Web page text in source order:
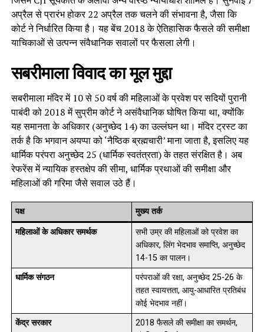
अप्रैल से प्रारंभ होकर 22 अप्रैल तक चलने की संभावना है, जैसा कि
कोर्ट ने निर्धारित किया है। यह बेंच 2018 के ऐतिहासिक फैसले की समीक्षा
याचिकाओं से उत्पन्न संवैधानिक सवालों पर फैसला लेगी।
सबरीमाला विवाद का मूल मुद्दा
सबरीमाला मंदिर में 10 से 50 वर्ष की महिलाओं के प्रवेश पर सदियों पुरानी
पाबंदी को 2018 में सुप्रीम कोर्ट ने असंवैधानिक घोषित किया था, क्योंकि
यह समानता के अधिकार (अनुच्छेद 14) का उल्लंघन था। मंदिर ट्रस्ट का
तर्क है कि भगवान अयप्पा को ‘नैष्ठिक ब्रह्मचारी’ माना जाता है, इसलिए यह
धार्मिक परंपरा अनुच्छेद 25 (धार्मिक स्वतंत्रता) के तहत संरक्षित है। अब
रेफरेंस में न्यायिक हस्तक्षेप की सीमा, धार्मिक प्रथाओं की समीक्षा और
महिलाओं की गरिमा जैसे सवाल उठे हैं।
पक्ष मुख्य तर्क
महिलाओं के अधिकार समर्थक
सभी उम्र की महिलाओं को प्रवेश का
अधिकार, लिंग भेदभाव समाप्ति, अनुच्छेद
14-15 का पालन।
धार्मिक संगठन
परंपराओं की रक्षा, अनुच्छेद 25-26 के
तहत स्वायत्तता, आयु-आधारित प्रतिबंध
कोई भेदभाव नहीं।
केंद्र सरकार
2018 फैसले की समीक्षा का समर्थन,